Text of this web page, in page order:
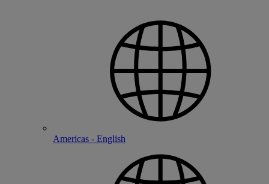
Americas - English